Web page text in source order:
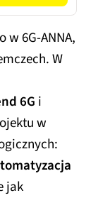
6G-ANNA,
W
6G i
w
jak